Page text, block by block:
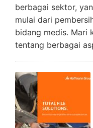
berbagai sektor,
mulai dari
bidang medis. Mari
tentang berbagai